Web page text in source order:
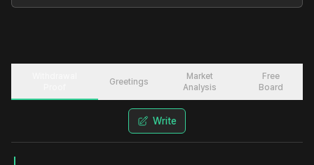
Greetings
Market
Analysis
Free
Board
Write